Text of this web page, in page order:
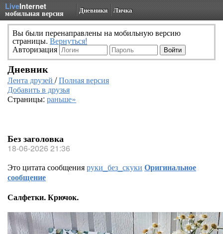
LiveInternet
мобильная версия Дневники Личка
Вы были перенаправлены на мобильную версию
страницы. Вернуться!
Авторизация
Дневник
Лента друзей /Полная версия
Добавить в друзья
Страницы: раньше»
Без заголовка
18-06-2026 21:36
Это цитата сообщенияруки_без_скуки Оригинальное
сообщение
Салфетки. Крючок.